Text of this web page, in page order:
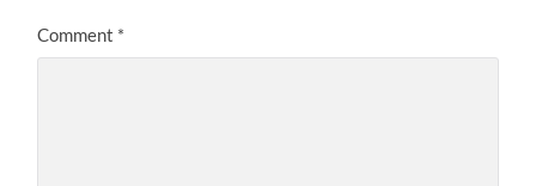
Comment *